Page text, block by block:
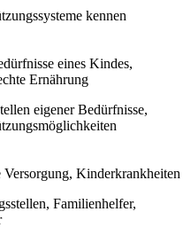
kennen
eines Kindes,
Ernährung
eigener Bedürfnisse,
Versorgung, Kinderkrankheiten
Familienhelfer,